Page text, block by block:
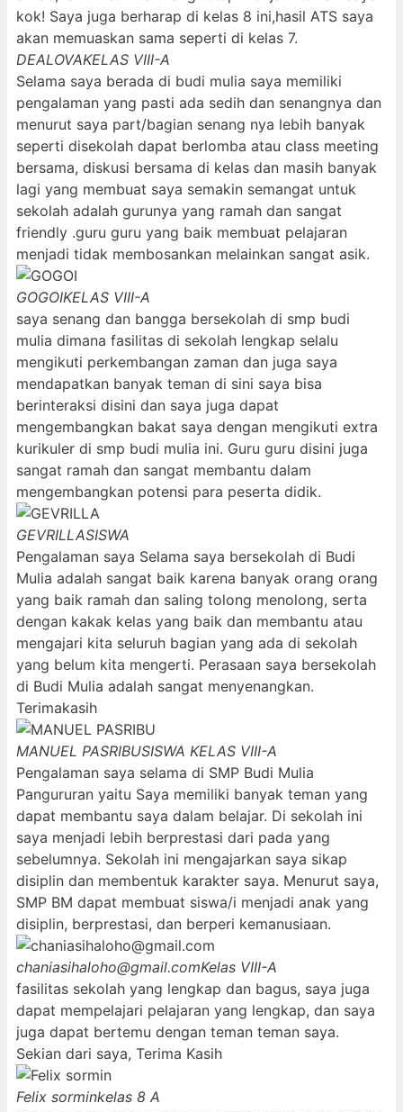
kok! Saya juga berharap di kelas 8 ini,hasil ATS saya
akan memuaskan sama seperti di kelas 7.
DEALOVAKELAS VIII-A
Selama saya berada di budi mulia saya memiliki
pengalaman yang pasti ada sedih dan senangnya dan
menurut saya part/bagian senang nya lebih banyak
seperti disekolah dapat berlomba atau class meeting
bersama, diskusi bersama di kelas dan masih banyak
lagi yang membuat saya semakin semangat untuk
sekolah adalah gurunya yang ramah dan sangat
friendly .guru guru yang baik membuat pelajaran
menjadi tidak membosankan melainkan sangat asik.
GOGOIKELAS VIII-A
saya senang dan bangga bersekolah di smp budi
mulia dimana fasilitas di sekolah lengkap selalu
mengikuti perkembangan zaman dan juga saya
mendapatkan banyak teman di sini saya bisa
berinteraksi disini dan saya juga dapat
mengembangkan bakat saya dengan mengikuti extra
kurikuler di smp budi mulia ini. Guru guru disini juga
sangat ramah dan sangat membantu dalam
mengembangkan potensi para peserta didik.
GEVRILLASISWA
Pengalaman saya Selama saya bersekolah di Budi
Mulia adalah sangat baik karena banyak orang orang
yang baik ramah dan saling tolong menolong, serta
dengan kakak kelas yang baik dan membantu atau
mengajari kita seluruh bagian yang ada di sekolah
yang belum kita mengerti. Perasaan saya bersekolah
di Budi Mulia adalah sangat menyenangkan.
Terimakasih
MANUEL PASRIBUSISWA KELAS VIII-A
Pengalaman saya selama di SMP Budi Mulia
Pangururan yaitu Saya memiliki banyak teman yang
dapat membantu saya dalam belajar. Di sekolah ini
saya menjadi lebih berprestasi dari pada yang
sebelumnya. Sekolah ini mengajarkan saya sikap
disiplin dan membentuk karakter saya. Menurut saya,
SMP BM dapat membuat siswa/i menjadi anak yang
disiplin, berprestasi, dan berperi kemanusiaan.
chaniasihaloho@gmail.comKelas VIII-A
fasilitas sekolah yang lengkap dan bagus, saya juga
dapat mempelajari pelajaran yang lengkap, dan saya
juga dapat bertemu dengan teman teman saya.
Sekian dari saya, Terima Kasih
Felix sorminkelas 8 A